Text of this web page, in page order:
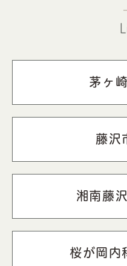
茅ヶ
藤沢
湘南藤
桜が岡内